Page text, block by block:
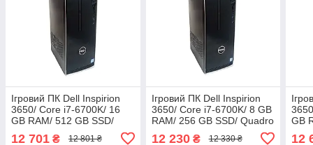
Ігровий ПК Dell Inspirion
3650/ Core i7-6700K/ 16
GB RAM/ 512 GB SSD/
GeForce GTX 750 Ti 2GB
12 701 ₴ 12 801 ₴
Ігровий ПК Dell Inspirion
3650/ Core i7-6700K/ 8 GB
RAM/ 256 GB SSD/ Quadro
12 230₴ 12 330 ₴
GB
12